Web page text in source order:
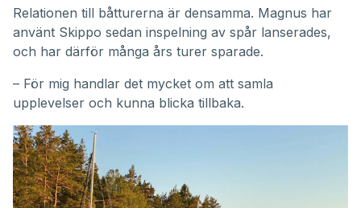
Relationen till båtturerna är densamma. Magnus har
använt Skippo sedan inspelning av spår lanserades,
och har därför många års turer sparade.
– För mig handlar det mycket om att samla
upplevelser och kunna blicka tillbaka.